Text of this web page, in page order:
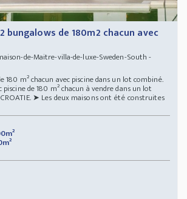
bungalows de 180m2 chacun avec
de-Maitre-villa-de-luxe-Sweden-South -
180 m² chacun avec piscine dans un lot combiné.
de 180 m² chacun à vendre dans un lot
➤ Les deux maisons ont été construites